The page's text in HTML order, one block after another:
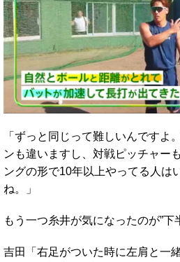
「ずっと同じって難しいんですよ
ンも違いますし、対戦ピッチャー
ングの形で10年以上やってる人は
ね。」
もう一つ糸井が気になったのが”下
吉田「右足がついた時に左肩と一